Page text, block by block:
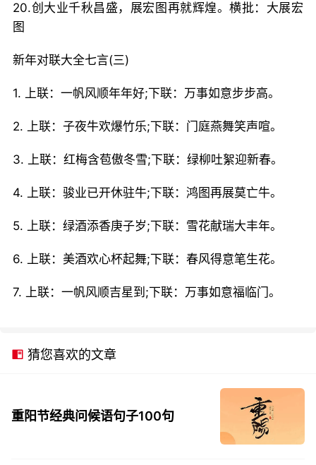
20.创大业千秋昌盛，展宏图再就辉煌。横批：大展宏
图
新年对联大全七言(三)
1. 上联：一帆风顺年年好;下联：万事如意步步高。
2. 上联：子夜牛欢爆竹乐;下联：门庭燕舞笑声喧。
3. 上联：红梅含苞傲冬雪;下联：绿柳吐絮迎新春。
4. 上联：骏业已开休驻牛;下联：鸿图再展莫亡牛。
5. 上联：绿酒添香庚子岁;下联：雪花献瑞大丰年。
6. 上联：美酒欢心杯起舞;下联：春风得意笔生花。
7. 上联：一帆风顺吉星到;下联：万事如意福临门。
猜您喜欢的文章
重阳节经典问候语句子100句